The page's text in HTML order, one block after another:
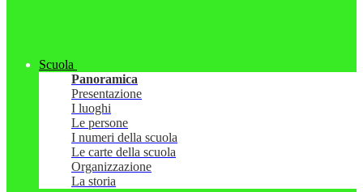
Scuola
Panoramica
Presentazione
I luoghi
Le persone
I numeri della scuola
Le carte della scuola
Organizzazione
La storia